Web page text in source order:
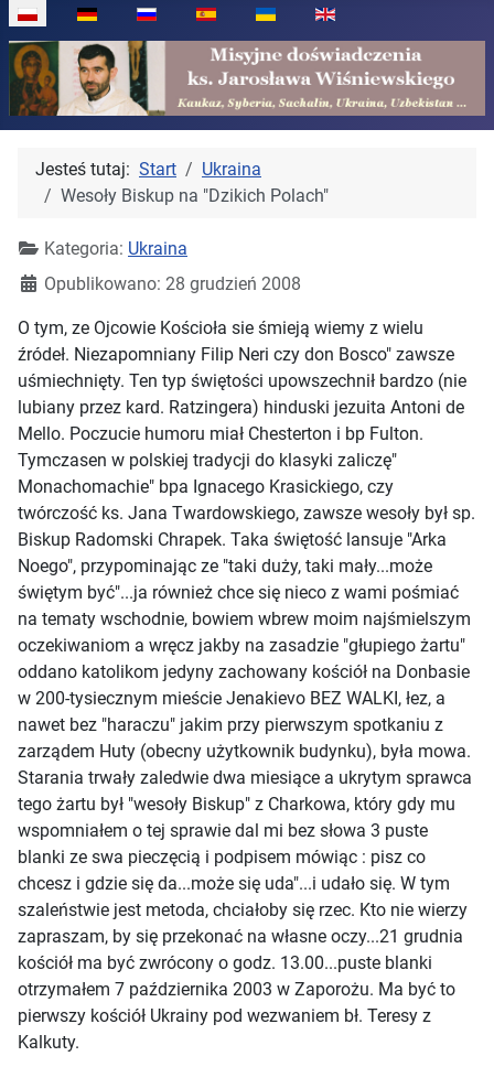
Wybierz swój język
Jesteś tutaj: Start
Ukraina
Wesoły Biskup na "Dzikich Polach"
Kategoria: Ukraina
Opublikowano: 28 grudzień 2008
O tym, ze Ojcowie Kościoła sie śmieją wiemy z wielu
źródeł. Niezapomniany Filip Neri czy don Bosco" zawsze
uśmiechnięty. Ten typ świętości upowszechnił bardzo (nie
lubiany przez kard. Ratzingera) hinduski jezuita Antoni de
Mello. Poczucie humoru miał Chesterton i bp Fulton.
Tymczasen w polskiej tradycji do klasyki zaliczę"
Monachomachie" bpa Ignacego Krasickiego, czy
twórczość ks. Jana Twardowskiego, zawsze wesoły był sp.
Biskup Radomski Chrapek. Taka świętość lansuje "Arka
Noego", przypominając ze "taki duży, taki mały...może
świętym być"...ja również chce się nieco z wami pośmiać
na tematy wschodnie, bowiem wbrew moim najśmielszym
oczekiwaniom a wręcz jakby na zasadzie "głupiego żartu"
oddano katolikom jedyny zachowany kościół na Donbasie
w 200-tysiecznym mieście Jenakievo BEZ WALKI, łez, a
nawet bez "haraczu" jakim przy pierwszym spotkaniu z
zarządem Huty (obecny użytkownik budynku), była mowa.
Starania trwały zaledwie dwa miesiące a ukrytym sprawca
tego żartu był "wesoły Biskup" z Charkowa, który gdy mu
wspomniałem o tej sprawie dal mi bez słowa 3 puste
blanki ze swa pieczęcią i podpisem mówiąc : pisz co
chcesz i gdzie się da...może się uda"...i udało się. W tym
szaleństwie jest metoda, chciałoby się rzec. Kto nie wierzy
zapraszam, by się przekonać na własne oczy...21 grudnia
kościół ma być zwrócony o godz. 13.00...puste blanki
otrzymałem 7 października 2003 w Zaporożu. Ma być to
pierwszy kościół Ukrainy pod wezwaniem bł. Teresy z
Kalkuty.